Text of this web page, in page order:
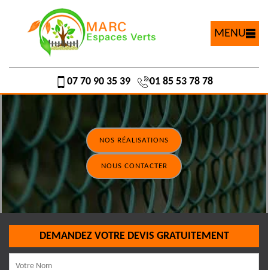
MENU
07 70 90 35 39 01 85 53 78 78
NOS RÉALISATIONS
NOUS CONTACTER
DEMANDEZ VOTRE DEVIS GRATUITEMENT